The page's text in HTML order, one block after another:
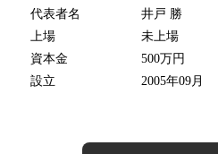
代表者名
井戸 勝
上場
未上場
資本金
500万円
設立
2005年09月